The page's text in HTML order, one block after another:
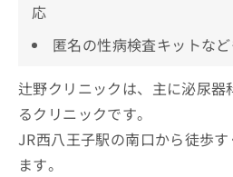
応
匿名の性病検査キットな
辻野クリニックは、主に泌尿器
るクリニックです。
JR西八王子駅の南口から徒歩
ます。